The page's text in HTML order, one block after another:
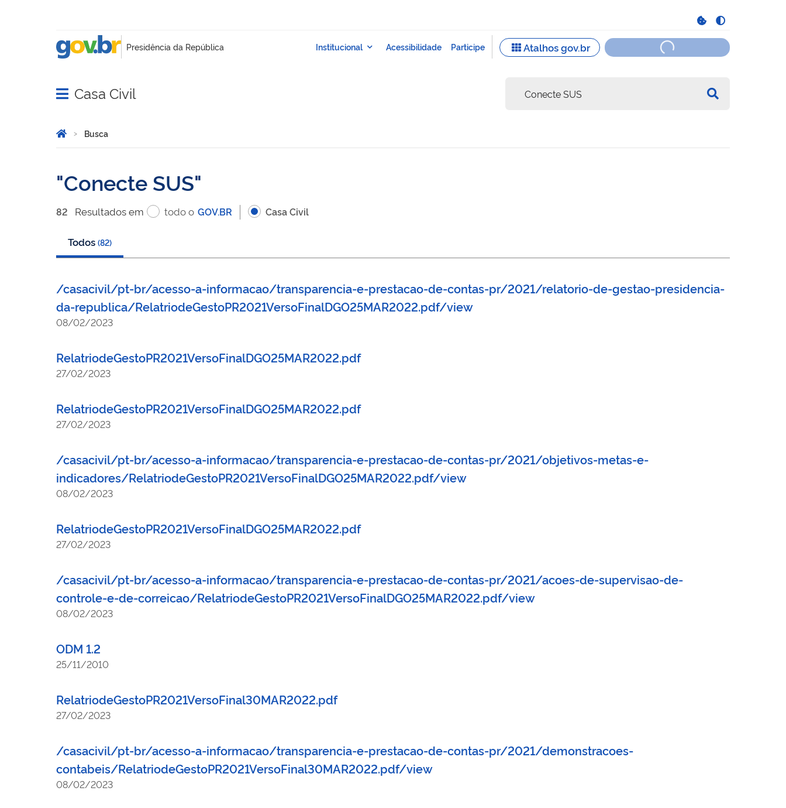
Abrir menu principal de navegação
Casa Civil
Você está aqui:
Página Inicial
Busca
Conecte SUS
82 Resultadosem todo o GOV.BR Casa Civil
Todos (82)
/casacivil/pt-br/acesso-a-informacao/transparencia-e-prestacao-de-contas-pr/2021/relatorio-de-gestao-presidencia-
da-republica/RelatriodeGestoPR2021VersoFinalDGO25MAR2022.pdf/view
08/02/2023
RelatriodeGestoPR2021VersoFinalDGO25MAR2022.pdf
27/02/2023
RelatriodeGestoPR2021VersoFinalDGO25MAR2022.pdf
27/02/2023
/casacivil/pt-br/acesso-a-informacao/transparencia-e-prestacao-de-contas-pr/2021/objetivos-metas-e-
indicadores/RelatriodeGestoPR2021VersoFinalDGO25MAR2022.pdf/view
08/02/2023
RelatriodeGestoPR2021VersoFinalDGO25MAR2022.pdf
27/02/2023
/casacivil/pt-br/acesso-a-informacao/transparencia-e-prestacao-de-contas-pr/2021/acoes-de-supervisao-de-
controle-e-de-correicao/RelatriodeGestoPR2021VersoFinalDGO25MAR2022.pdf/view
08/02/2023
ODM 1.2
25/11/2010
RelatriodeGestoPR2021VersoFinal30MAR2022.pdf
27/02/2023
/casacivil/pt-br/acesso-a-informacao/transparencia-e-prestacao-de-contas-pr/2021/demonstracoes-
contabeis/RelatriodeGestoPR2021VersoFinal30MAR2022.pdf/view
08/02/2023